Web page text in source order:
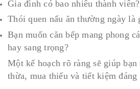
Gia đình có bao nhiêu thành viên?
Thói quen nấu ăn thường ngày là
Bạn muốn căn bếp mang phong
hay sang trọng?
Một kế hoạch rõ ràng sẽ giúp
thừa, mua thiếu và tiết kiệm